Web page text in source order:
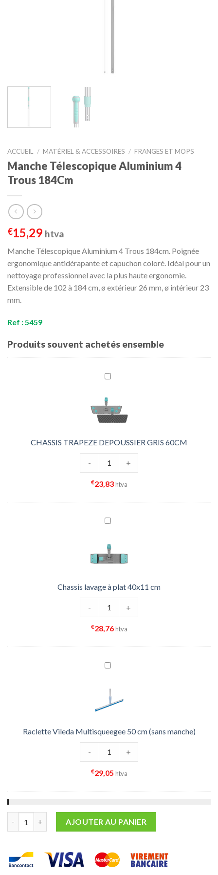
ACCUEIL / MATÉRIEL & ACCESSOIRES / FRANGES ET MOPS
Manche Télescopique Aluminium 4
Trous 184Cm
€15,29 htva
Manche Télescopique Aluminium 4 Trous 184cm. Poignée
ergonomique antidérapante et capuchon coloré. Idéal pour un
nettoyage professionnel avec la plus haute ergonomie.
Extensible de 102 à 184 cm, ø extérieur 26 mm, ø intérieur 23
mm.
Ref : 5459
Produits souvent achetés ensemble
CHASSIS TRAPEZE DEPOUSSIER GRIS 60CM
- +
€23,83 htva
Chassis lavage à plat 40x11 cm
- +
€28,76 htva
Raclette Vileda Multisqueegee 50 cm (sans manche)
- +
€29,05 htva
AJOUTER AU PANIER